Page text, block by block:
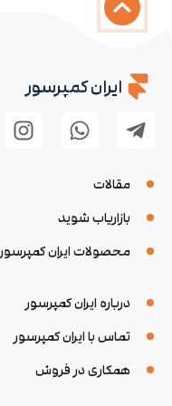
درباره ایران کمپرسور
تماس با ایران کمپرسور
همکاری در فروش
مقالات
بازاریاب شوید
محصولات ایران کمپرسور
ایران کمپرسور